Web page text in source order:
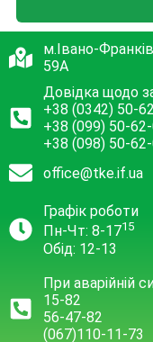
м.Івано-
59А
Довідка щодо
+38 (0342) 50-
+38 (099) 50-
+38 (098) 50-
office@tke.if.ua
Графік роботи
Пн-Чт: 8-1715
Обід: 12-13
При аварійній
15-82
56-47-82
(067)110-11-73